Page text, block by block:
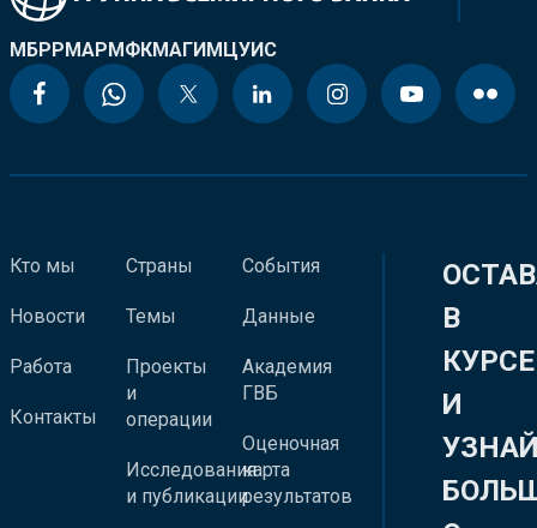
МБРРМАРМФКМАГИМЦУИС
Кто мы
Новости
Работа
Контакты
Страны
Темы
Проекты
и
операции
Исследования
и публикации
События
Данные
Академия
ГВБ
Оценочная
карта
результатов
В
КУРСЕ
И